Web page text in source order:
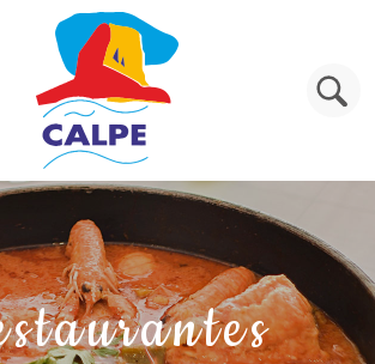
principal